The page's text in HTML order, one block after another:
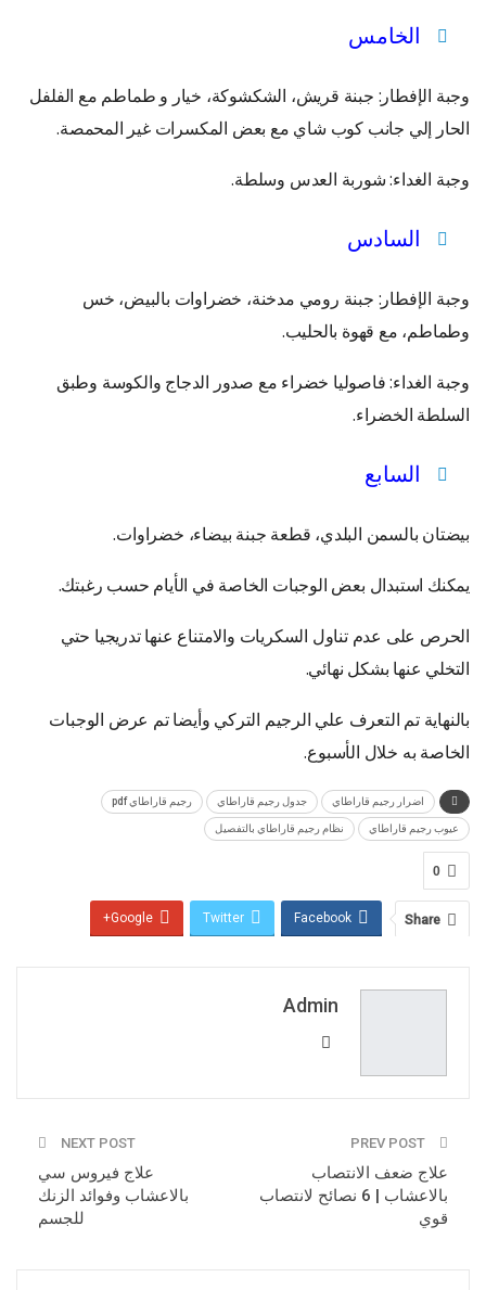
الخامس
وجبة الإفطار: جبنة قريش، الشكشوكة، خيار و طماطم مع الفلفل
الحار إلي جانب كوب شاي مع بعض المكسرات غير المحمصة.
وجبة الغداء: شوربة العدس وسلطة.
السادس
وجبة الإفطار: جبنة رومي مدخنة، خضراوات بالبيض، خس
وطماطم، مع قهوة بالحليب.
وجبة الغداء: فاصوليا خضراء مع صدور الدجاج والكوسة وطبق
السلطة الخضراء.
السابع
بيضتان بالسمن البلدي، قطعة جبنة بيضاء، خضراوات.
يمكنك استبدال بعض الوجبات الخاصة في الأيام حسب رغبتك.
الحرص على عدم تناول السكريات والامتناع عنها تدريجيا حتي
التخلي عنها بشكل نهائي.
بالنهاية تم التعرف علي الرجيم التركي وأيضا تم عرض الوجبات
الخاصة به خلال الأسبوع.
اضرار رجيم قاراطاي جدول رجيم قاراطاي رجيم قاراطاي pdf
عيوب رجيم قاراطاي نظام رجيم قاراطاي بالتفصيل
0
Share
Facebook
Twitter
Google+
Email
Admin
علاج ضعف الانتصاب
بالاعشاب | 6 نصائح لانتصاب
قوي
NEXT POST
علاج فيروس سي
بالاعشاب وفوائد الزنك
للجسم